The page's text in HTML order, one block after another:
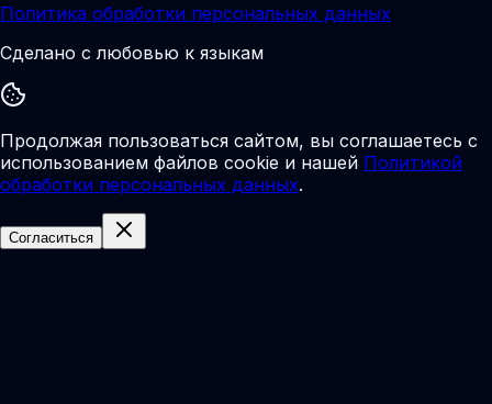
Политика обработки персональных данных
Сделано с любовью к языкам
Продолжая пользоваться сайтом, вы соглашаетесь с
использованием файлов cookie и нашей Политикой
обработки персональных данных.
Согласиться